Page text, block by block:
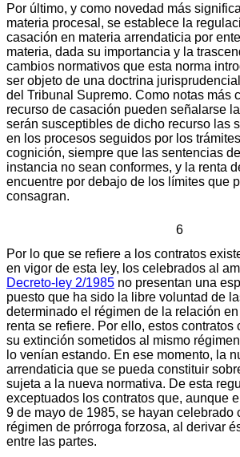
Por último, y como novedad más
materia procesal, se establece la
casación en materia arrendaticia por
materia, dada su importancia y la
cambios normativos que esta norma
ser objeto de una doctrina
del Tribunal Supremo. Como notas más
recurso de casación pueden señalarse
serán susceptibles de dicho recurso las
en los procesos seguidos por los
cognición, siempre que las sentencias
instancia no sean conformes, y la renta
encuentre por debajo de los límites que
consagran.
6
Por lo que se refiere a los contratos
en vigor de esta ley, los celebrados al
Decreto-ley 2/1985 no presentan una
puesto que ha sido la libre voluntad de
determinado el régimen de la relación
renta se refiere. Por ello, estos contratos
su extinción sometidos al mismo
lo venían estando. En ese momento, la
arrendaticia que se pueda constituir
sujeta a la nueva normativa. De esta
exceptuados los contratos que, aunque
9 de mayo de 1985, se hayan celebrado
régimen de prórroga forzosa, al derivar
entre las partes.